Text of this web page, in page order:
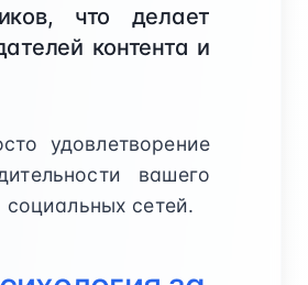
что делает
контента и
удовлетворение
вашего
социальных сетей.